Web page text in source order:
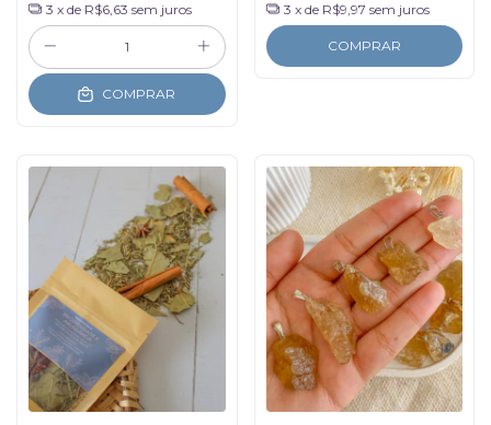
3 x de R$6,63 sem juros
COMPRAR
3 x de R$9,97 sem juros
COMPRAR